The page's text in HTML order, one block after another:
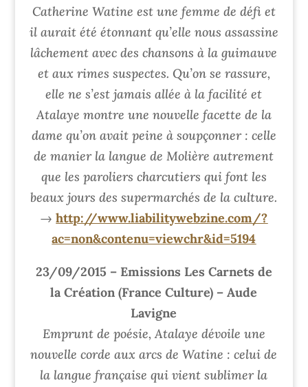
Catherine Watine est une femme de défi et
il aurait été étonnant qu’elle nous assassine
lâchement avec des chansons à la guimauve
et aux rimes suspectes. Qu’on se rassure,
elle ne s’est jamais allée à la facilité et
Atalaye montre une nouvelle facette de la
dame qu’on avait peine à soupçonner : celle
de manier la langue de Molière autrement
que les paroliers charcutiers qui font les
beaux jours des supermarchés de la culture.
→http://www.liabilitywebzine.com/?
ac=non&contenu=viewchr&id=5194
23/09/2015 – Emissions Les Carnets de
la Création (France Culture) – Aude
Lavigne
Emprunt de poésie, Atalaye dévoile une
nouvelle corde aux arcs de Watine : celui de
la langue française qui vient sublimer la